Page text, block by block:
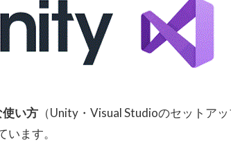
い方 （Unity・Visual Studioのセットア
ます。